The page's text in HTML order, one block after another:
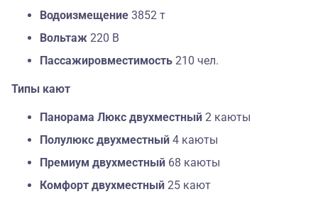
Водоизмещение 3852 т
Вольтаж 220 В
Пассажировместимость 210 чел.
Типы кают
Панорама Люкс двухместный 2 каюты
Полулюкс двухместный 4 каюты
Премиум двухместный 68 каюты
Комфорт двухместный 25 кают